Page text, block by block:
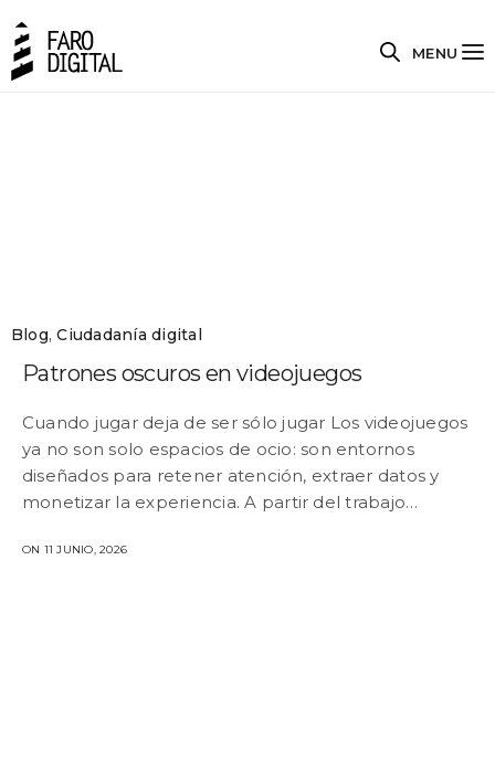
MENU
Blog,Ciudadanía digital
Patrones oscuros en videojuegos
Cuando jugar deja de ser sólo jugar Los videojuegos
ya no son solo espacios de ocio: son entornos
diseñados para retener atención, extraer datos y
monetizar la experiencia. A partir del trabajo…
ON 11 JUNIO, 2026